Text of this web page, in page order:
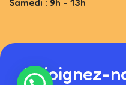
Rejoignez-